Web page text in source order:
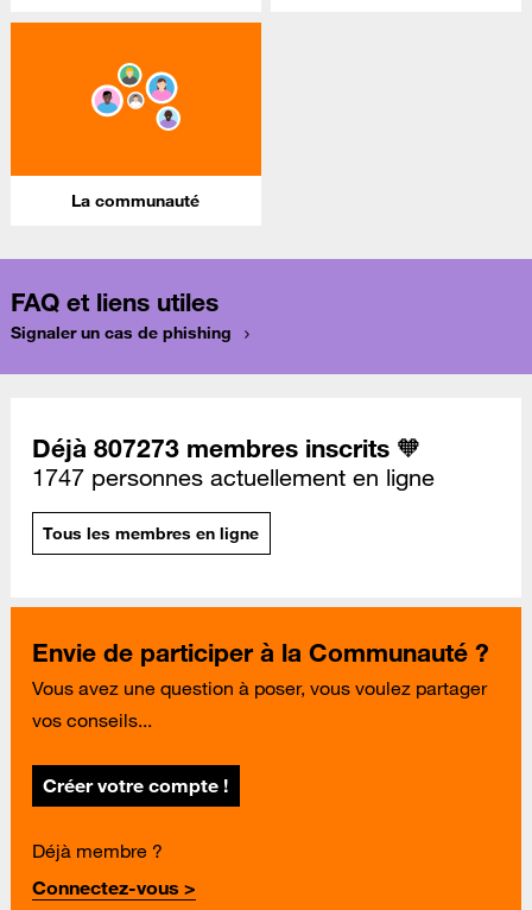
La communauté
FAQ et liens utiles
Signaler un cas de phishing
Déjà 807273 membres inscrits 🧡
1747 personnes actuellement en ligne
Tous les membres en ligne
Envie de participer à la Communauté ?
Vous avez une question à poser, vous voulez partager
vos conseils...
Créer votre compte !
Déjà membre ?
Connectez-vous >